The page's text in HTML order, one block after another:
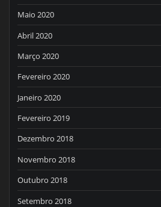
Maio 2020
Abril 2020
Março 2020
Fevereiro 2020
Janeiro 2020
Fevereiro 2019
Dezembro 2018
Novembro 2018
Outubro 2018
Setembro 2018